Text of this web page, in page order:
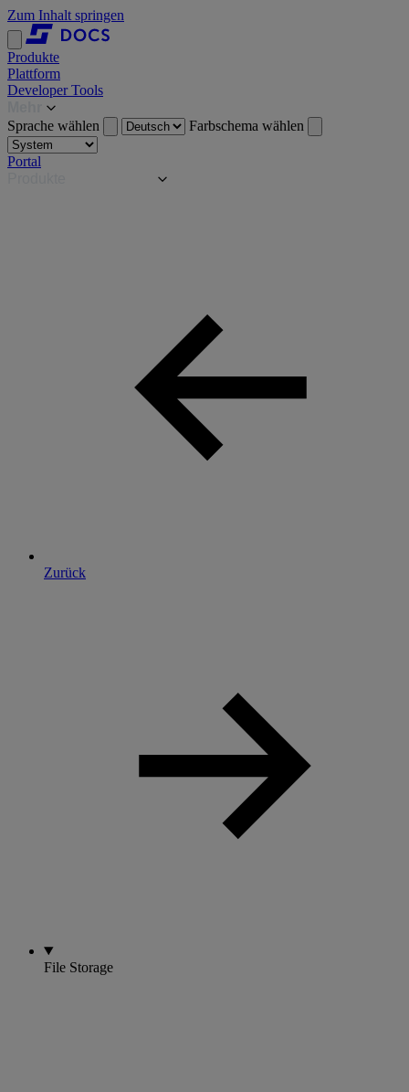
Zum Inhalt springen
Produkte
Plattform
Developer Tools
Sprache wählen
Farbschema wählen
Portal
Zurück
File Storage